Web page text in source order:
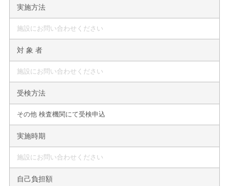
実施方法
施設にお問い合わせください
対 象 者
施設にお問い合わせください
受検方法
その他 検査機関にて受検申込
実施時期
施設にお問い合わせください
自己負担額